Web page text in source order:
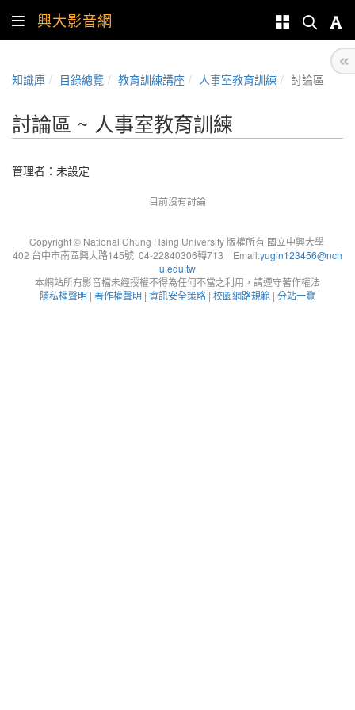
興大影音網
知識庫 目錄總覽 教育訓練講座 人事室教育訓練 討論區
討論區 ~ 人事室教育訓練
管理者：未設定
目前沒有討論
Copyright © National Chung Hsing University 版權所有 國立中興大學
402 台中市南區興大路145號 04-22840306轉713 Email:yugin123456@nch
u.edu.tw
本網站所有影音檔未經授權不得為任何不當之利用，請遵守著作權法
隱私權聲明 | 著作權聲明 | 資訊安全策略 | 校園網路規範 | 分站一覽